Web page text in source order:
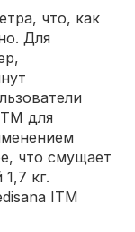
что, как
Для
для
что смущает
кг.
ITM